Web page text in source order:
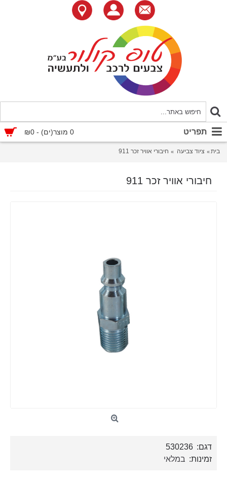
0 מוצר(ים) - ₪0 תפריט
בית ציוד צביעה חיבורי אוויר זכר 911
חיבורי אוויר זכר 911
דגם: 530236
זמינות: במלאי